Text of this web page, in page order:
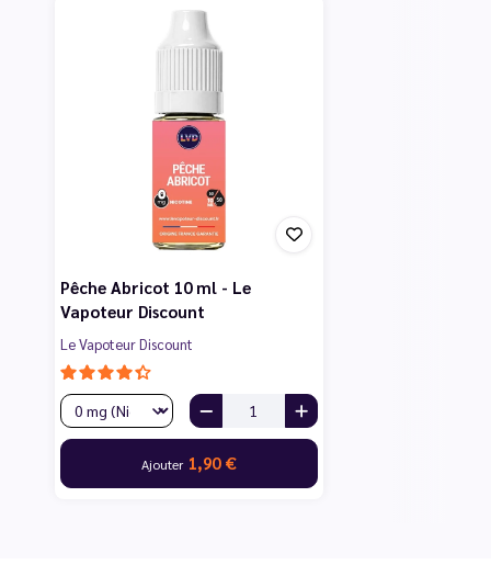
Pêche Abricot 10 ml - Le
Vapoteur Discount
Le Vapoteur Discount
Ajouter 1,90 €